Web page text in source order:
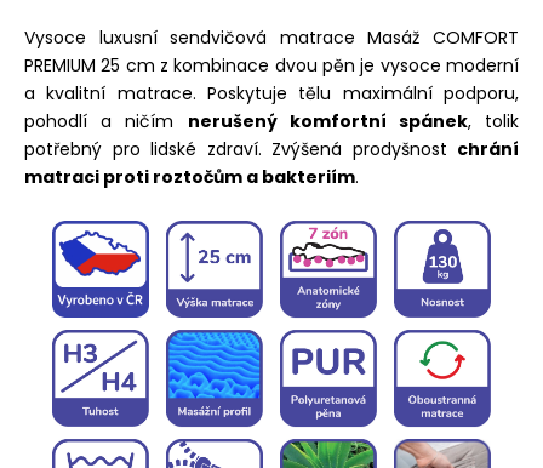
Vysoce luxusní sendvičová matrace Masáž COMFORT
PREMIUM 25 cm z kombinace dvou pěn je vysoce moderní
a kvalitní matrace. Poskytuje tělu maximální podporu,
pohodlí a ničím nerušený komfortní spánek, tolik
potřebný pro lidské zdraví. Zvýšená prodyšnost chrání
matraci proti roztočům a bakteriím.